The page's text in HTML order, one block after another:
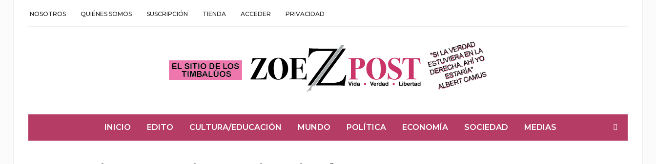
NOSOTROS QUIÉNES SOMOS SUSCRIPCIÓN TIENDA ACCEDER PRIVACIDAD
INICIO EDITO CULTURA/EDUCACIÓN MUNDO POLÍTICA ECONOMÍA SOCIEDAD MEDIAS